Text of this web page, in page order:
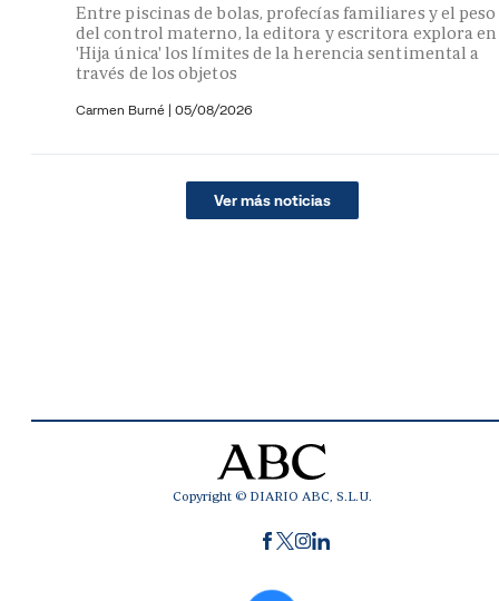
Entre piscinas de bolas, profecías familiares y el peso
del control materno, la editora y escritora explora en
'Hija única' los límites de la herencia sentimental a
través de los objetos
Carmen Burné | 05/08/2026
Ver más noticias
Copyright © DIARIO ABC, S.L.U.